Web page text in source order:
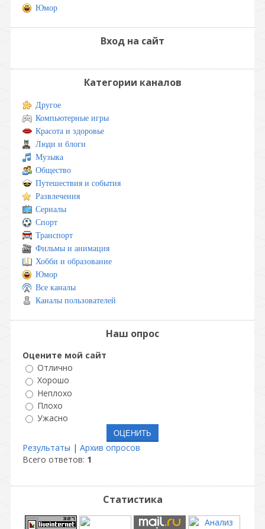
Юмор
Вход на сайт
Категории каналов
Другое
Компьютерные игры
Красота и здоровье
Люди и блоги
Музыка
Общество
Путешествия и события
Развлечения
Сериалы
Спорт
Транспорт
Фильмы и анимация
Хобби и образование
Юмор
Все каналы
Каналы пользователей
Наш опрос
Оцените мой сайт
Отлично
Хорошо
Неплохо
Плохо
Ужасно
Результаты | Архив опросов
Всего ответов: 1
Статистика